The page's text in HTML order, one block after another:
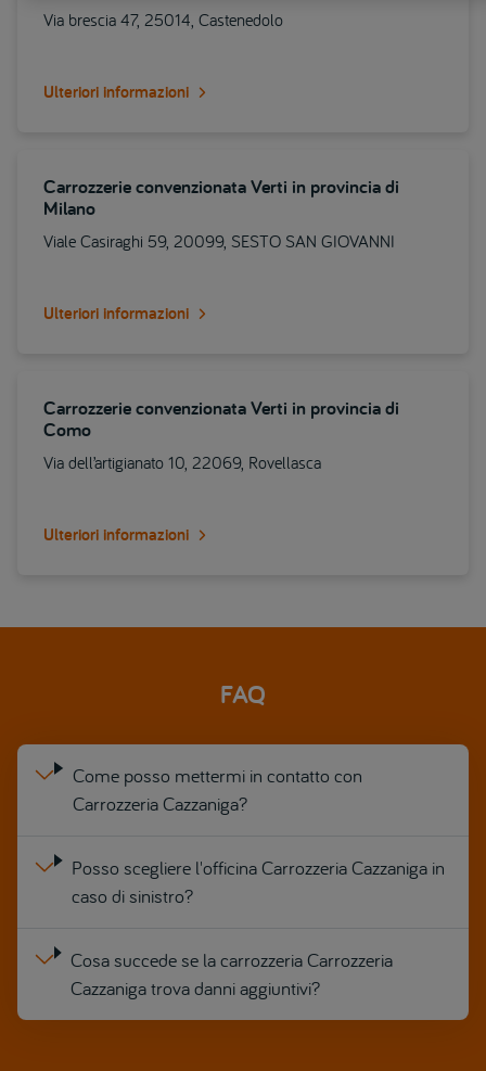
Via brescia 47, 25014, Castenedolo
Ulteriori informazioni
Carrozzerie convenzionata Verti in provincia di
Milano
Viale Casiraghi 59, 20099, SESTO SAN GIOVANNI
Ulteriori informazioni
Carrozzerie convenzionata Verti in provincia di
Como
Via dell’artigianato 10, 22069, Rovellasca
Ulteriori informazioni
FAQ
Come posso mettermi in contatto con
Carrozzeria Cazzaniga?
Posso scegliere l'officina Carrozzeria Cazzaniga in
caso di sinistro?
Cosa succede se la carrozzeria Carrozzeria
Cazzaniga trova danni aggiuntivi?